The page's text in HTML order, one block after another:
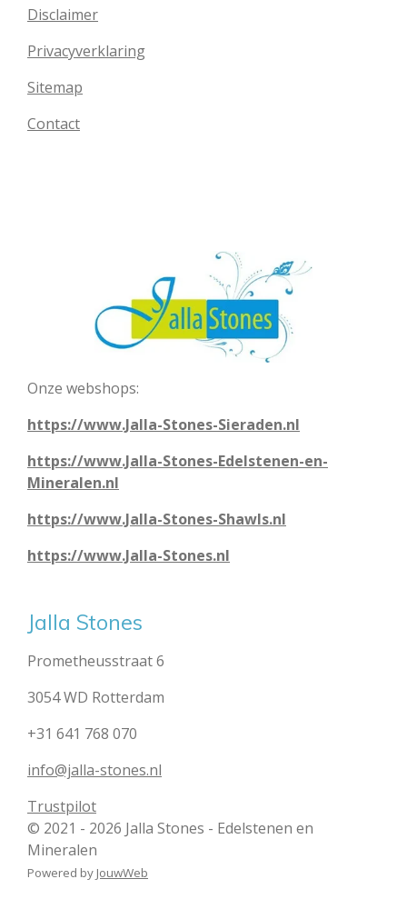
Disclaimer
Privacyverklaring
Sitemap
Contact
Onze webshops:
https://www.Jalla-Stones-Sieraden.nl
https://www.Jalla-Stones-Edelstenen-en-
Mineralen.nl
https://www.Jalla-Stones-Shawls.nl
https://www.Jalla-Stones.nl
Jalla Stones
Prometheusstraat 6
3054 WD Rotterdam
+31 641 768 070
info@jalla-stones.nl
Trustpilot
© 2021 - 2026 Jalla Stones - Edelstenen en
Mineralen
Powered by JouwWeb